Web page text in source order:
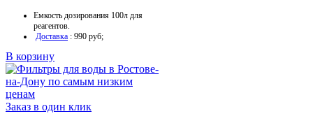
Емкость дозирования 100л для
реагентов.
Доставка : 990 руб;
В корзину
Заказ в один клик